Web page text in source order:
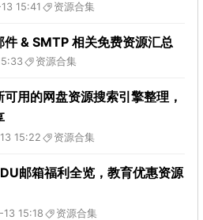
15:41 资源合集
& SMTP 相关免费资源汇总
资源合集
用的网盘资源搜索引擎整理，
15:22 资源合集
邮箱福利全览，教育优惠资源
15:18 资源合集